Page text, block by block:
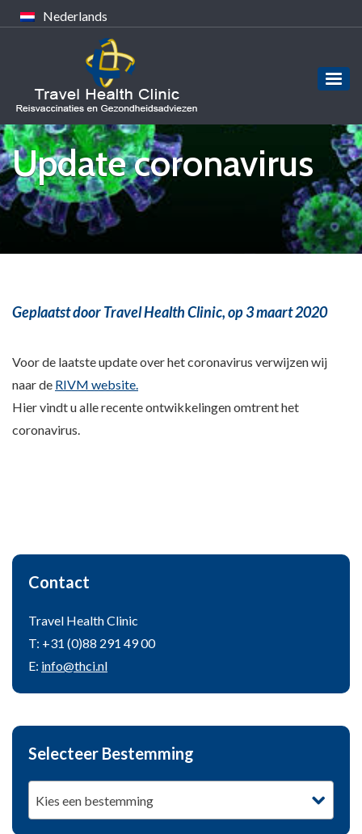
Nederlands
Update coronavirus
Geplaatst door Travel Health Clinic,op 3 maart 2020
Voor de laatste update over het coronavirus verwijzen wij
naar de RIVM website.
Hier vindt u alle recente ontwikkelingen omtrent het
coronavirus.
Contact
Travel Health Clinic
T: +31 (0)88 291 49 00
E: info@thci.nl
Selecteer Bestemming
Kies een bestemming